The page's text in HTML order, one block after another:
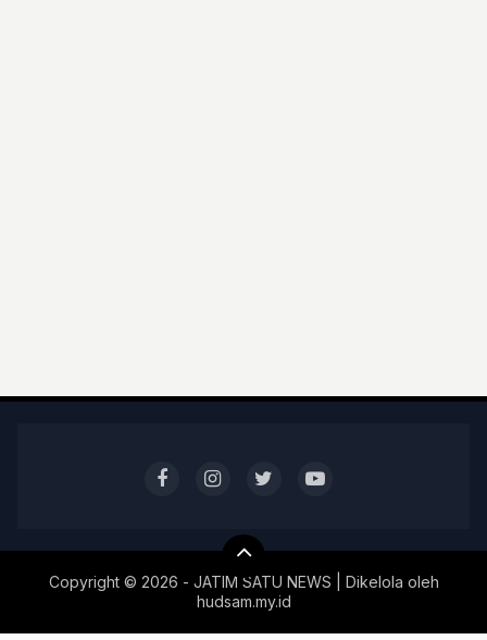
Copyright © 2026 - JATIM SATU NEWS | Dikelola oleh
hudsam.my.id